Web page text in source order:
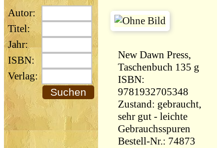
Autor:
Titel:
Jahr:
ISBN:
Verlag:
New Dawn Press,
Taschenbuch 135 g
ISBN:
9781932705348
Zustand: gebraucht,
sehr gut - leichte
Gebrauchsspuren
Bestell-Nr.: 74873